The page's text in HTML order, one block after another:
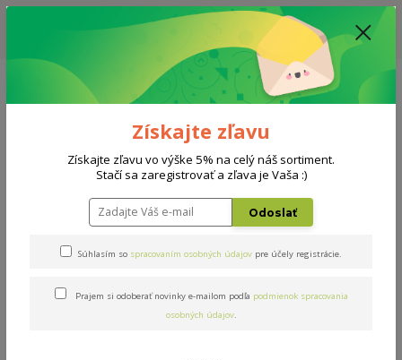
ZĽAVA: VŠETKY VYSTAVENÉ POSTELE ZA 400€ - CENA MATRACU A ROŠTU
PODĽA VÝBERU / DODACIA LEHOTA JE AKTUÁLNE 10-15 PRACOVNÝCH
Menu
0908 777 700 Po-So: 10-18 hod.
0
Masív NV
Masív NV
Získajte zľavu
Získajte zľavu vo výške 5% na celý náš sortiment.
Stačí sa zaregistrovať a zľava je Vaša :)
Odoslať
Súhlasím so spracovaním osobných údajov pre účely registrácie.
Prajem si odoberať novinky e-mailom podľa podmienok spracovania
osobných údajov.